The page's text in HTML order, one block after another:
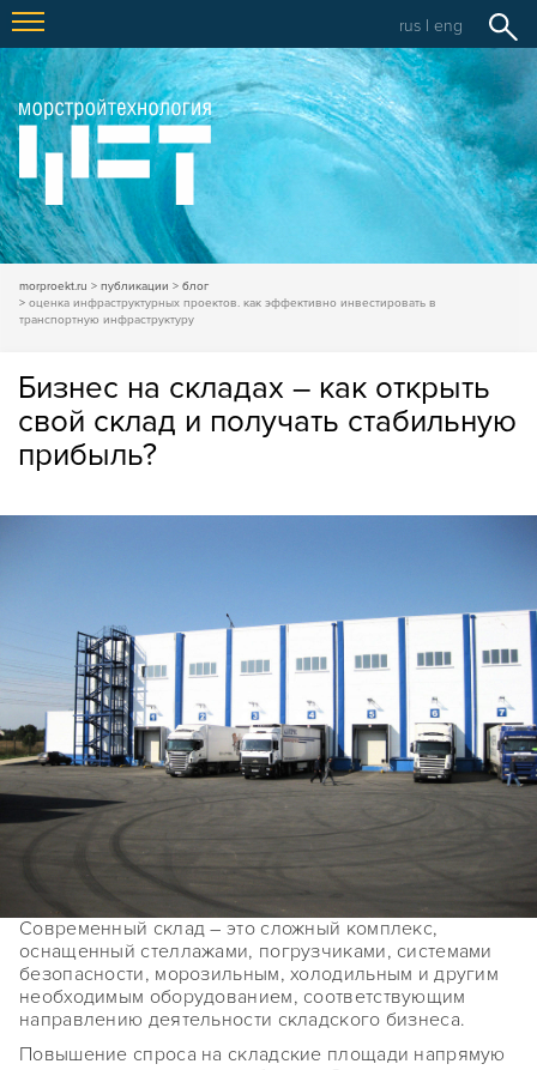
rus | eng
morproekt.ru публикации
блог
оценка инфраструктурных проектов. как эффективно инвестировать в
транспортную инфраструктуру
Бизнес на складах – как открыть
свой склад и получать стабильную
прибыль?
Современный склад – это сложный комплекс,
оснащенный стеллажами, погрузчиками, системами
безопасности, морозильным, холодильным и другим
необходимым оборудованием, соответствующим
направлению деятельности складского бизнеса.
Повышение спроса на складские площади напрямую